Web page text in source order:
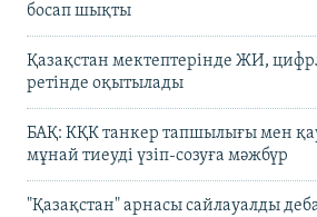
босап шықты
Қазақстан мектептерінде ЖИ,
ретінде оқытылады
БАҚ: КҚК танкер тапшылығы мен
мұнай тиеуді үзіп-созуға мәжбүр
"Қазақстан" арнасы сайлауалды